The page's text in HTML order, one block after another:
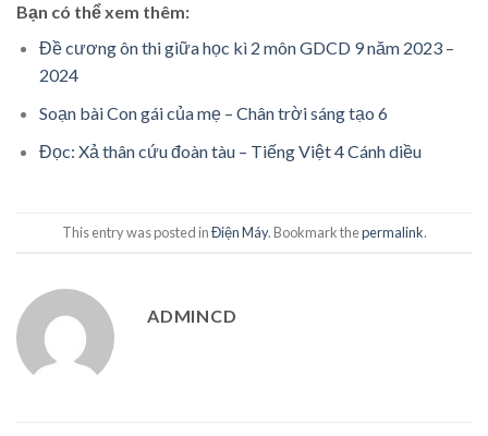
Bạn có thể xem thêm:
Đề cương ôn thi giữa học kì 2 môn GDCD 9 năm 2023 –
2024
Soạn bài Con gái của mẹ – Chân trời sáng tạo 6
Đọc: Xả thân cứu đoàn tàu – Tiếng Việt 4 Cánh diều
This entry was posted inĐiện Máy. Bookmark thepermalink.
ADMINCD